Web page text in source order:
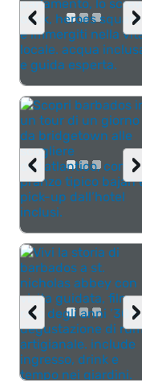
›
‹
›
‹
›
‹